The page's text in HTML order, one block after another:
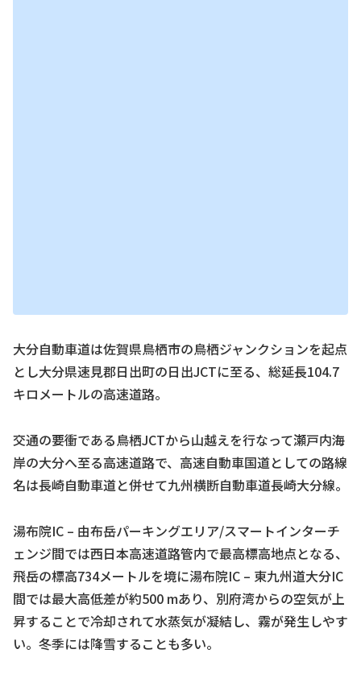
大分自動車道は佐賀県鳥栖市の鳥栖ジャンクションを起点
とし大分県速見郡日出町の日出JCTに至る、総延長104.7
キロメートルの高速道路。
交通の要衝である鳥栖JCTから山越えを行なって瀬戸内海
岸の大分へ至る高速道路で、高速自動車国道としての路線
名は長崎自動車道と併せて九州横断自動車道長崎大分線。
湯布院IC – 由布岳パーキングエリア/スマートインターチ
ェンジ間では西日本高速道路管内で最高標高地点となる、
飛岳の標高734メートルを境に湯布院IC – 東九州道大分IC
間では最大高低差が約500 mあり、別府湾からの空気が上
昇することで冷却されて水蒸気が凝結し、霧が発生しやす
い。冬季には降雪することも多い。